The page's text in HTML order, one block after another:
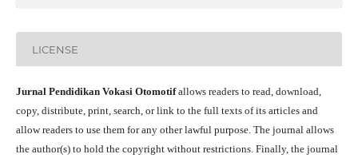
LICENSE
Jurnal Pendidikan Vokasi Otomotifallows readers to read, download,
copy, distribute, print, search, or link to the full texts of its articles and
allow readers to use them for any other lawful purpose. The journal allows
the author(s) to hold the copyright without restrictions. Finally, the journal